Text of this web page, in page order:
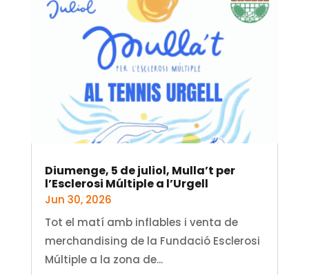
Diumenge, 5 de juliol, Mulla’t per
l’Esclerosi Múltiple a l’Urgell
Jun 30, 2026
Tot el matí amb inflables i venta de
merchandising de la Fundació Esclerosi
Múltiple a la zona de...